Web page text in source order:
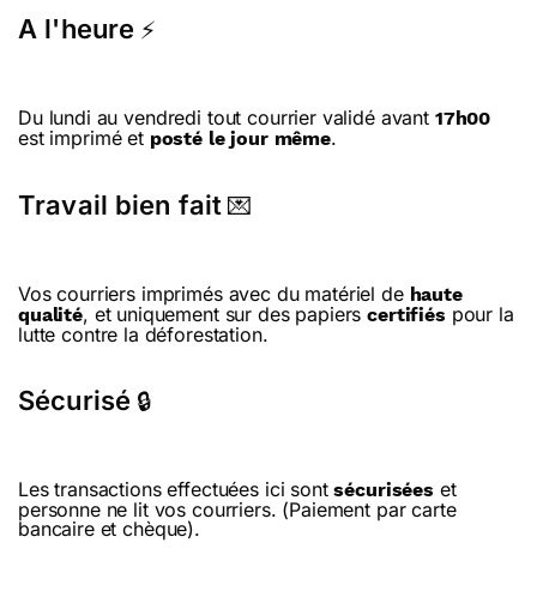
A l'heure ⚡
Du lundi au vendredi tout courrier validé avant 17h00
est imprimé et posté le jour même.
Travail bien fait 💌
Vos courriers imprimés avec du matériel de haute
qualité, et uniquement sur des papierscertifiés pour la
lutte contre la déforestation.
Sécurisé 🔒
Les transactions effectuées ici sontsécurisées et
personne ne lit vos courriers. (Paiement par carte
bancaire et chèque).